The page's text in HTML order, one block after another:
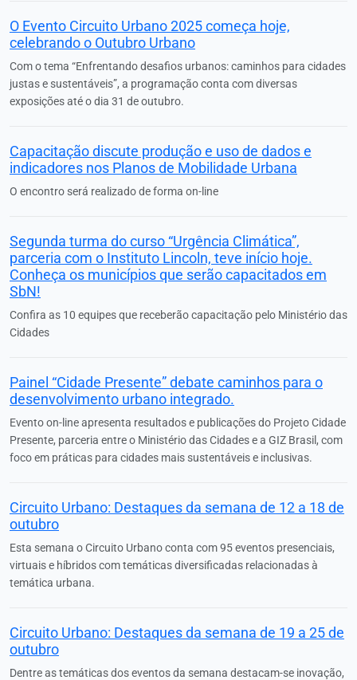
O Evento Circuito Urbano 2025 começa hoje,
celebrando o Outubro Urbano
Com o tema “Enfrentando desafios urbanos: caminhos para cidades
justas e sustentáveis”, a programação conta com diversas
exposições até o dia 31 de outubro.
Capacitação discute produção e uso de dados e
indicadores nos Planos de Mobilidade Urbana
O encontro será realizado de forma on-line
Segunda turma do curso “Urgência Climática”,
parceria com o Instituto Lincoln, teve início hoje.
Conheça os municípios que serão capacitados em
SbN!
Confira as 10 equipes que receberão capacitação pelo Ministério das
Cidades
Painel “Cidade Presente” debate caminhos para o
desenvolvimento urbano integrado.
Evento on-line apresenta resultados e publicações do Projeto Cidade
Presente, parceria entre o Ministério das Cidades e a GIZ Brasil, com
foco em práticas para cidades mais sustentáveis e inclusivas.
Circuito Urbano: Destaques da semana de 12 a 18 de
outubro
Esta semana o Circuito Urbano conta com 95 eventos presenciais,
virtuais e híbridos com temáticas diversificadas relacionadas à
temática urbana.
Circuito Urbano: Destaques da semana de 19 a 25 de
outubro
Dentre as temáticas dos eventos da semana destacam-se inovação,